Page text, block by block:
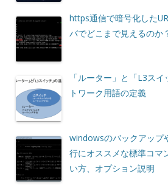
https通信で暗号化した
バでどこまで見えるのか
「ルーター」と「L3ス
トワーク用語の定義
windowsのバックアップ
行にオススメな標準コ
い方、オプション説明